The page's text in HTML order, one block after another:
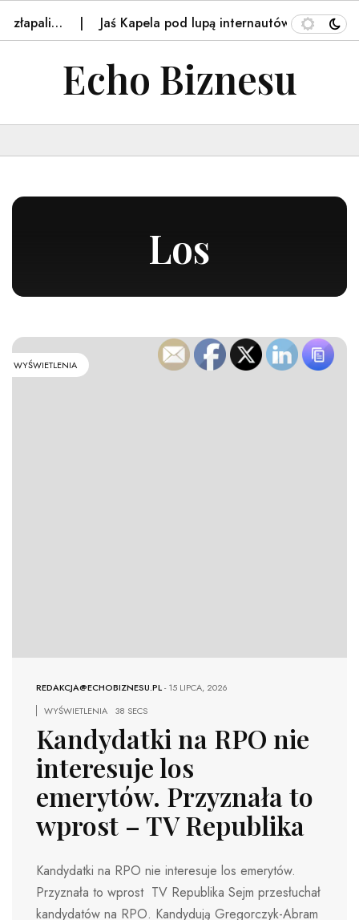
Jaś Kapela pod lupą internautów. Jego słowa o…
Echo Biznesu
Los
WYŚWIETLENIA
REDAKCJA@ECHOBIZNESU.PL-15 LIPCA, 2026
WYŚWIETLENIA
38 SECS
Kandydatki na RPO nie
interesuje los
emerytów. Przyznała to
wprost – TV Republika
Kandydatki na RPO nie interesuje los emerytów.
Przyznała to wprost TV Republika Sejm przesłuchał
kandydatów na RPO. Kandydują Gregorczyk-Abram